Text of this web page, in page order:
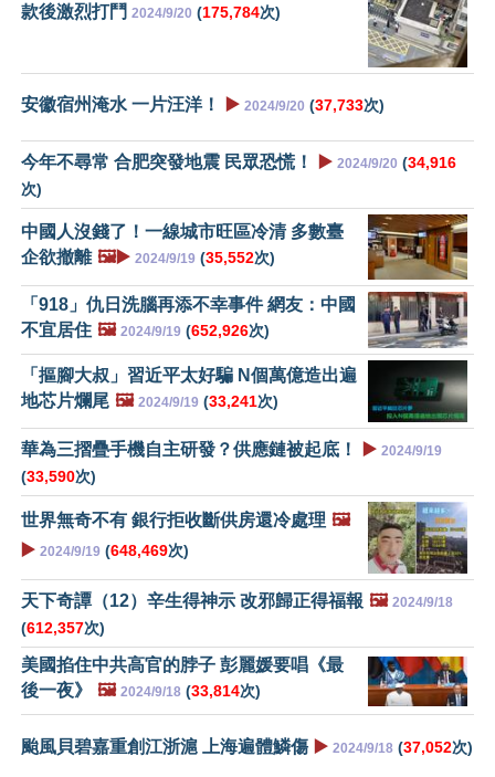
款後激烈打鬥 2024/9/20 (175,784次)
安徽宿州淹水 一片汪洋！ ▶️ 2024/9/20 (37,733次)
今年不尋常 合肥突發地震 民眾恐慌！ ▶️ 2024/9/20 (34,916
次)
中國人沒錢了！一線城市旺區冷清 多數臺
企欲撤離 🖼️▶️ 2024/9/19 (35,552次)
「918」仇日洗腦再添不幸事件 網友：中國
不宜居住 🖼️ 2024/9/19 (652,926次)
「摳腳大叔」習近平太好騙 N個萬億造出遍
地芯片爛尾 🖼️ 2024/9/19 (33,241次)
華為三摺疊手機自主研發？供應鏈被起底！ ▶️ 2024/9/19
(33,590次)
世界無奇不有 銀行拒收斷供房還冷處理 🖼️
▶️ 2024/9/19 (648,469次)
天下奇譚（12）辛生得神示 改邪歸正得福報 🖼️ 2024/9/18
(612,357次)
美國掐住中共高官的脖子 彭麗媛要唱《最
後一夜》
🖼️ 2024/9/18 (33,814次)
颱風貝碧嘉重創江浙滬 上海遍體鱗傷 ▶️ 2024/9/18 (37,052次)